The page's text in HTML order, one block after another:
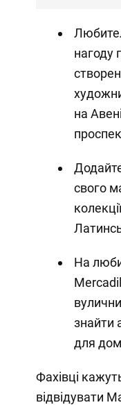
нагоду
на
свого
На
знайти
для
Фахівці
відвідувати